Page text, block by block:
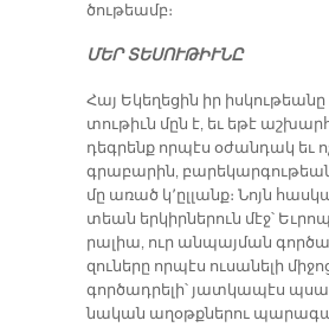
ծու­թեամբ։
ՄԵՐ ՏԵ­ՍՈՒ­ԹԻՒ­ՆԸ
Հայ Ե­կե­ղե­ցին իր
տու­թիւն մըն է, եւ ե­թէ
դեգ­րենք որ­պէս օ­ժան­դակ եւ
գրա­բա­րին,
մը ա­ռած կ՚ըլ­լանք։ Նոյն
տեան եր­կիր­նե­րուն մէջ՝
րա­լիա, ուր ան­պայ­ման
զու­նե­րը որ­պէս ու­սա­նե­լի
գոր­ծադ­րե­լի՝ յատ­կա­պէս
նա­կան ա­ղօթք­նե­րու